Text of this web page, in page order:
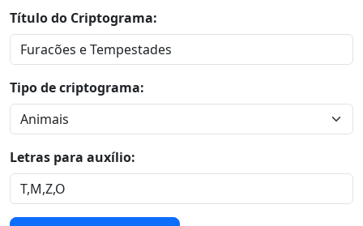
tempestades.
Conteúdo gerado por Inteligência Artificial (GPT4).
Caso encontre algum erro entre em contato conosco.
Título do Criptograma:
Tipo de criptograma:
Letras para auxílio: